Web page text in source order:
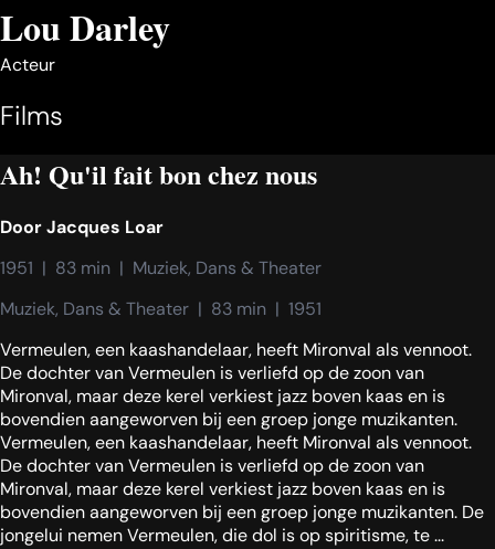
Lou Darley
Acteur
Films
Ah! Qu'il fait bon chez nous
DoorJacques Loar
1951  |  83 min  |  Muziek, Dans & Theater
Muziek, Dans & Theater  |  83 min  |  1951
Vermeulen, een kaashandelaar, heeft Mironval als vennoot.
De dochter van Vermeulen is verliefd op de zoon van
Mironval, maar deze kerel verkiest jazz boven kaas en is
bovendien aangeworven bij een groep jonge muzikanten.
Vermeulen, een kaashandelaar, heeft Mironval als vennoot.
De dochter van Vermeulen is verliefd op de zoon van
Mironval, maar deze kerel verkiest jazz boven kaas en is
bovendien aangeworven bij een groep jonge muzikanten. De
jongelui nemen Vermeulen, die dol is op spiritisme, te ...